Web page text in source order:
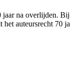
na overlijden.
auteursrecht 70